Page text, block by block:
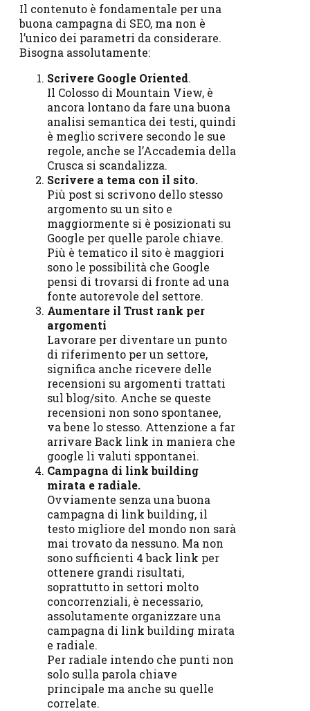
Il contenuto è fondamentale per una
buona campagna di SEO, ma non è
l’unico dei parametri da considerare.
Bisogna assolutamente:
Scrivere Google Oriented.
Il Colosso di Mountain View, è
ancora lontano da fare una buona
analisi semantica dei testi, quindi
è meglio scrivere secondo le sue
regole, anche se l’Accademia della
Crusca si scandalizza.
Scrivere a tema con il sito.
Più post si scrivono dello stesso
argomento su un sito e
maggiormente si è posizionati su
Google per quelle parole chiave.
Più è tematico il sito è maggiori
sono le possibilità che Google
pensi di trovarsi di fronte ad una
fonte autorevole del settore.
Aumentare il Trust rank per
argomenti
Lavorare per diventare un punto
di riferimento per un settore,
significa anche ricevere delle
recensioni su argomenti trattati
sul blog/sito. Anche se queste
recensioni non sono spontanee,
va bene lo stesso. Attenzione a far
arrivare Back link in maniera che
google li valuti sppontanei.
Campagna di link building
mirata e radiale.
Ovviamente senza una buona
campagna di link building, il
testo migliore del mondo non sarà
mai trovato da nessuno. Ma non
sono sufficienti 4 back link per
ottenere grandi risultati,
soprattutto in settori molto
concorrenziali, è necessario,
assolutamente organizzare una
campagna di link building mirata
e radiale.
Per radiale intendo che punti non
solo sulla parola chiave
principale ma anche su quelle
correlate.